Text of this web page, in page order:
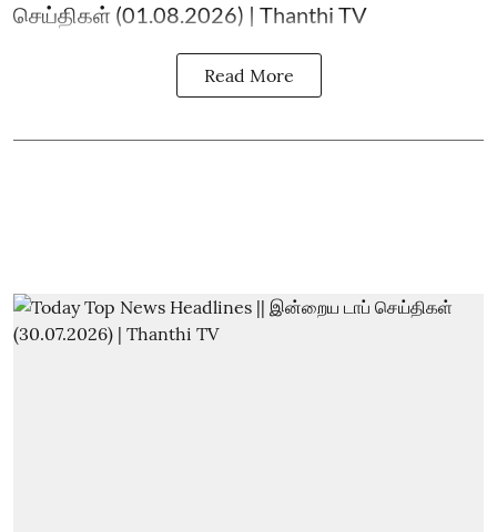
செய்திகள் (01.08.2026) | Thanthi TV
Read More